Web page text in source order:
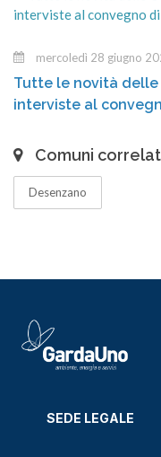
mercoledì 28 giugno
Tutte le novità delle
interviste al
Comuni
Desenzano
SEDE LEGALE